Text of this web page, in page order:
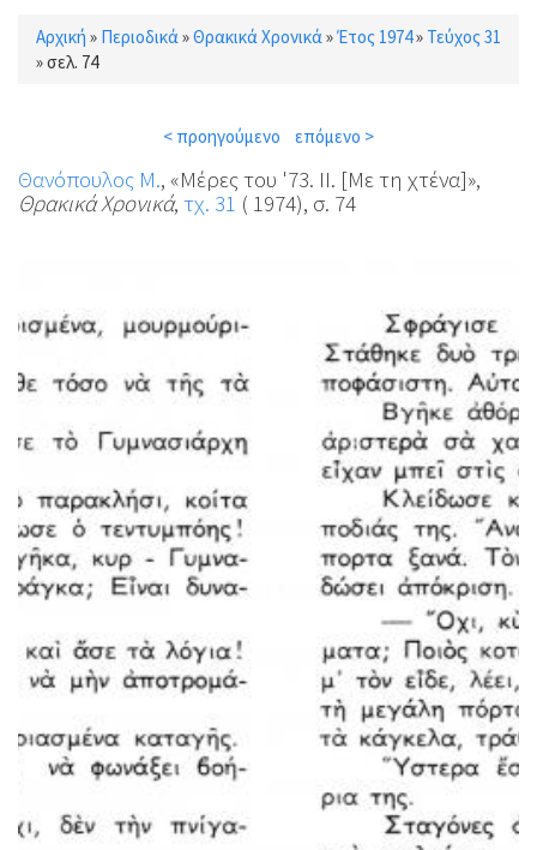
Είστε εδώ
Αρχική » Περιοδικά »Θρακικά Χρονικά »Έτος 1974» Τεύχος 31
»σελ. 74
< προηγούμενο επόμενο >
Θανόπουλος Μ., «Μέρες του '73. ΙΙ. [Με τη χτένα]»,
Θρακικά Χρονικά, τχ. 31 ( 1974), σ. 74